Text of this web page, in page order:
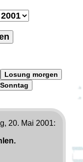
Losung morgen
20. Mai 2001: